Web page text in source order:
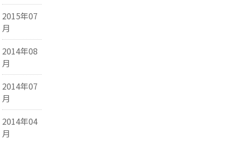
2015年07
月
2014年08
月
2014年07
月
2014年04
月